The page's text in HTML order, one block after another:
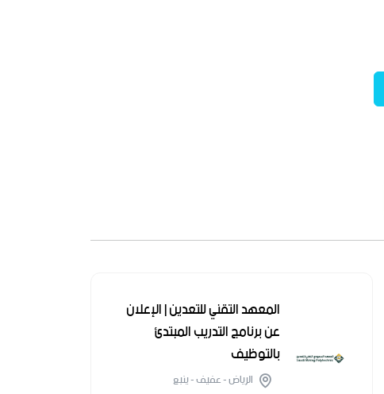
المعهد التقني للتعدين | الإعلان
عن برنامج التدريب المبتدئ
بالتوظيف
الرياض - عفيف - ينبع